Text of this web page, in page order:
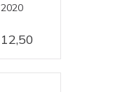
2020
12,50